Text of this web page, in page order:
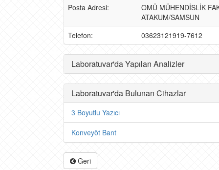
Posta Adresi:
OMÜ MÜHENDİSLİK
ATAKUM/SAMSUN
Telefon:
03623121919-7612
Laboratuvar'da Yapılan Analizler
Laboratuvar'da Bulunan Cihazlar
3 Boyutlu Yazıcı
Konveyöt Bant
Geri